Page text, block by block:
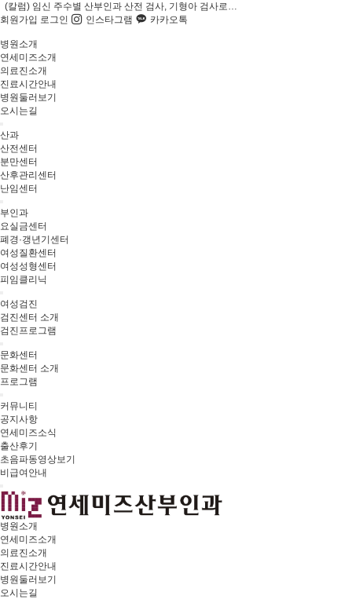
(칼럼) 임신 주수별 산부인과 산전 검사, 기형아 검사로…
회원가입 로그인 인스타그램 카카오톡
병원소개
연세미즈소개
의료진소개
진료시간안내
병원둘러보기
오시는길
산과
산전센터
분만센터
산후관리센터
난임센터
부인과
요실금센터
폐경·갱년기센터
여성질환센터
여성성형센터
피임클리닉
여성검진
검진센터 소개
검진프로그램
문화센터
문화센터 소개
프로그램
커뮤니티
공지사항
연세미즈소식
출산후기
초음파동영상보기
비급여안내
병원소개
연세미즈소개
의료진소개
진료시간안내
병원둘러보기
오시는길